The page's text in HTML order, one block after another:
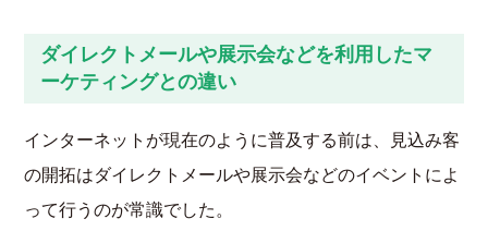
ダイレクトメールや展示会などを利用したマ
ーケティングとの違い
インターネットが現在のように普及する前は、見込み客
の開拓はダイレクトメールや展示会などのイベントによ
って行うのが常識でした。